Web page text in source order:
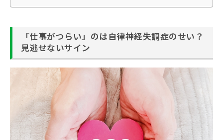
「仕事がつらい」のは自律神経失調症のせい？
見逃せないサイン